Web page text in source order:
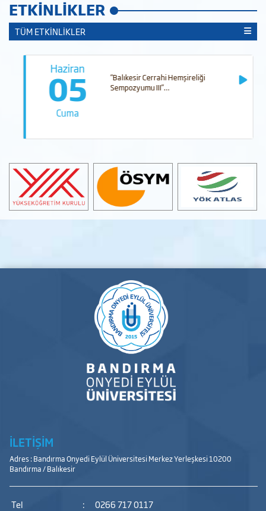
TÜM ETKİNLİKLER
ETKİNLİKLER
Haziran
05
Cuma
“Balıkesir Cerrahi Hemşireliği
Sempozyumu III”…
İLETİŞİM
Adres : Bandırma Onyedi Eylül Üniversitesi Merkez Yerleşkesi 10200
Bandırma / Balıkesir
Tel :
0266 717 0117